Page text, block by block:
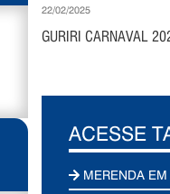
22/02/2025
GURIRI CARNAVAL
ACESSE
MERENDA